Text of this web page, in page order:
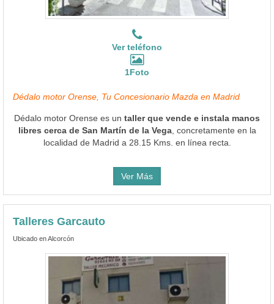
Ver teléfono
1Foto
Dédalo motor Orense, Tu Concesionario Mazda en Madrid
Dédalo motor Orense es un taller que vende e instala manos
libres cerca de San Martín de la Vega, concretamente en la
localidad de Madrid a 28.15 Kms. en línea recta.
Ver Más
Talleres Garcauto
Ubicado en Alcorcón